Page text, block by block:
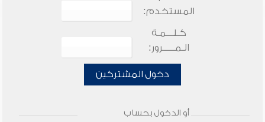
المستخدم:
كـلـــمـة
الـمـــــرور:
دخول المشتركين
أو الدخول بحساب